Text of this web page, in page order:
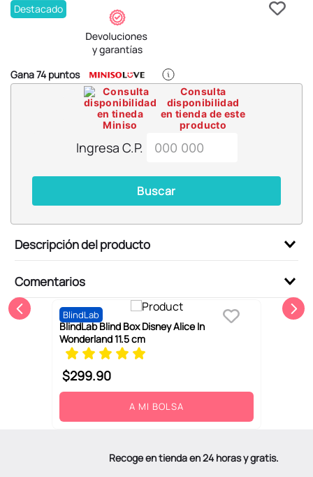
Destacado
Gana74puntos
Consulta
disponibilidad
en tienda de este
producto
Ingresa C.P.
Buscar
Descripción del producto
Comentarios
BlindLab
BlindLab Blind Box Disney Alice In
Wonderland 11.5 cm
$299.90
A MI BOLSA
Recoge en tienda en 24 horas y gratis.
6.
blind box
9.
chiikawas
cosmetiquera